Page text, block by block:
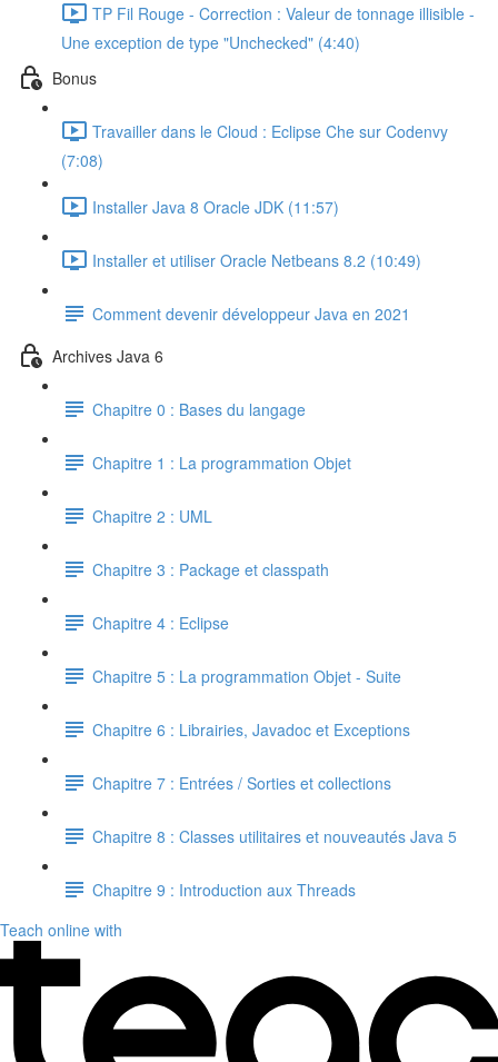
TP Fil Rouge - Correction : Valeur de tonnage illisible -
Une exception de type "Unchecked" (4:40)
Bonus
Travailler dans le Cloud : Eclipse Che sur Codenvy
(7:08)
Installer Java 8 Oracle JDK (11:57)
Installer et utiliser Oracle Netbeans 8.2 (10:49)
Comment devenir développeur Java en 2021
Archives Java 6
Chapitre 0 : Bases du langage
Chapitre 1 : La programmation Objet
Chapitre 2 : UML
Chapitre 3 : Package et classpath
Chapitre 4 : Eclipse
Chapitre 5 : La programmation Objet - Suite
Chapitre 6 : Librairies, Javadoc et Exceptions
Chapitre 7 : Entrées / Sorties et collections
Chapitre 8 : Classes utilitaires et nouveautés Java 5
Chapitre 9 : Introduction aux Threads
Teach online with